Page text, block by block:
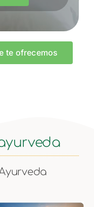
te ofrecemos